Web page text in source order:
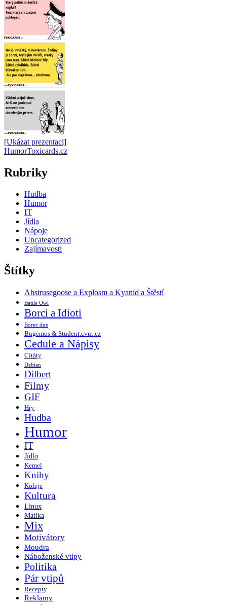
[Ukázat prezentaci]
HumorToxicards.cz
Rubriky
Hudba
Humor
IT
Jídla
Nápoje
Uncategorized
Zajímavosti
Štítky
Abstrusegoose a Explosm a Kyanid a Štěstí
Battle Owl
Borci a Idioti
Borec dne
Bugemos & Student.cvut.cz
Cedule a Nápisy
Citáty
Debian
Dilbert
Filmy
GIF
Hry
Hudba
Humor
IT
Jídlo
Kemel
Knihy
Koleje
Kultura
Linux
Matika
Mix
Motivátory
Moudra
Náboženské vtipy
Politika
Pár vtipů
Recepty
Reklamy